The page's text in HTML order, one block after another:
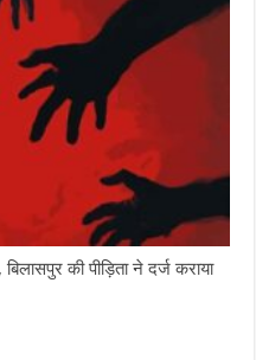
की पीड़िता ने दर्ज कराया